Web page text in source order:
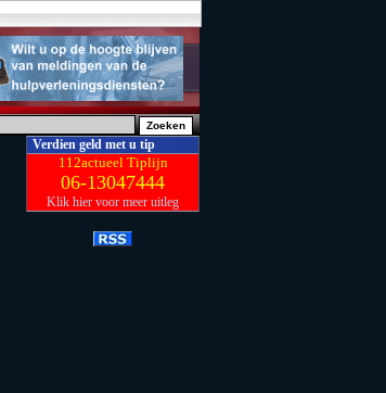
Verdien geld met u tip
112actueel Tiplijn
06-13047444
Klik hier voor meer uitleg